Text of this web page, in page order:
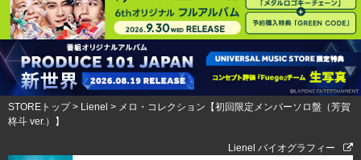
STOREトップ> Lienel > メロ・コレクション【初回限定メンバーソロ盤（芳賀
柊斗 ver.）】
Lienel バイオグラフィー